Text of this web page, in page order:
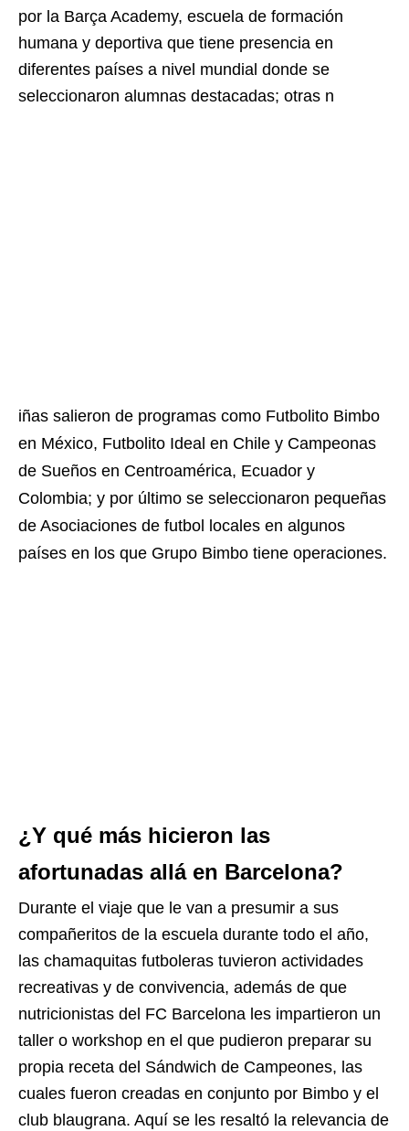
por la Barça Academy, escuela de formación
humana y deportiva que tiene presencia en
diferentes países a nivel mundial donde se
seleccionaron alumnas destacadas; otras n
iñas salieron de programas como Futbolito Bimbo
en México, Futbolito Ideal en Chile y Campeonas
de Sueños en Centroamérica, Ecuador y
Colombia; y por último se seleccionaron pequeñas
de Asociaciones de futbol locales en algunos
países en los que Grupo Bimbo tiene operaciones.
¿Y qué más hicieron las
afortunadas allá en Barcelona?
Durante el viaje que le van a presumir a sus
compañeritos de la escuela durante todo el año,
las chamaquitas futboleras tuvieron actividades
recreativas y de convivencia, además de que
nutricionistas del FC Barcelona les impartieron un
taller o workshop en el que pudieron preparar su
propia receta del Sándwich de Campeones, las
cuales fueron creadas en conjunto por Bimbo y el
club blaugrana. Aquí se les resaltó la relevancia de